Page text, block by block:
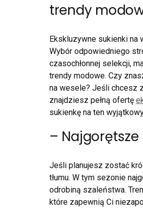
trendy
Ekskluzywne sukienki na
Wybór odpowiedniego
czasochłonnej selekcji,
trendy modowe. Czy
na wesele? Jeśli chcesz
znajdziesz pełną ofertę
sukienkę na ten
–
Jeśli planujesz zostać
tłumu. W tym sezonie
odrobiną szaleństwa.
które zapewnią Ci